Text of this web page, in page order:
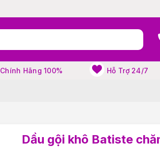
Chính Hãng 100% Hỗ Trợ 24/7
Dầu gội khô Batiste